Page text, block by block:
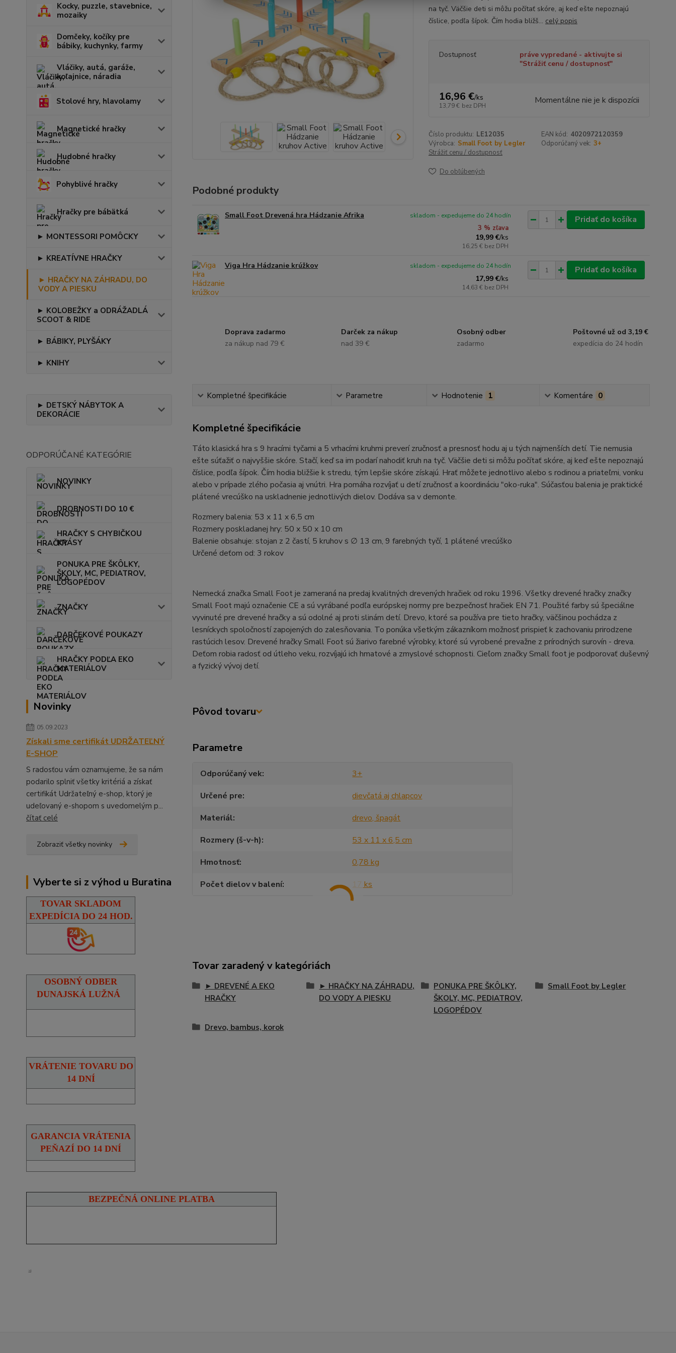
Kocky, puzzle, stavebnice,
mozaiky
Domčeky, kočíky pre
bábiky, kuchynky, farmy
Vláčiky, autá, garáže,
koľajnice, náradia
Stolové hry, hlavolamy
Magnetické hračky
Hudobné hračky
Pohyblivé hračky
Hračky pre bábätká
► MONTESSORI POMÔCKY
► KREATÍVNE HRAČKY
► HRAČKY NA ZÁHRADU, DO
VODY A PIESKU
► KOLOBEŽKY a ODRÁŽADLÁ
SCOOT & RIDE
► BÁBIKY, PLYŠÁKY
► KNIHY
► DETSKÝ NÁBYTOK A
DEKORÁCIE
ODPORÚČANÉ KATEGÓRIE
NOVINKY
DROBNOSTI DO 10 €
HRAČKY S CHYBIČKOU
KRÁSY
PONUKA PRE ŠKÔLKY,
ŠKOLY, MC, PEDIATROV,
LOGOPÉDOV
ZNAČKY
DARČEKOVÉ POUKAZY
HRAČKY PODĽA EKO
MATERIÁLOV
Novinky
05.09.2023
Získali sme certifikát UDRŽATEĽNÝ
E-SHOP
S radosťou vám oznamujeme, že sa nám
podarilo splniť všetky kritériá a získať
certifikát Udržateľný e-shop, ktorý je
udeľovaný e-shopom s uvedomelým p...
čítať celé
Zobraziť všetky novinky
Vyberte si z výhod u Buratina
TOVAR SKLADOM
EXPEDÍCIA DO 24 HOD.
OSOBNÝ ODBER
DUNAJSKÁ LUŽNÁ
VRÁTENIE TOVARU DO
14 DNÍ
GARANCIA VRÁTENIA
PEŇAZÍ DO 14 DNÍ
BEZPEČNÁ ONLINE PLATBA
na tyč. Väčšie deti si môžu počítať skóre, aj keď ešte nepoznajú
číslice, podľa šípok. Čím hodia bližš... celý popis
Dostupnosť
práve vypredané - aktivujte si
"Strážiť cenu / dostupnosť"
16,96 €/ks
13,79 € bez DPH Momentálne nie je k dispozícii
Číslo produktu: LE12035 EAN kód: 4020972120359
Výrobca: Small Foot by Legler Odporúčaný vek: 3+
Strážiť cenu / dostupnosť
Do obľúbených
Podobné produkty
Small Foot Drevená hra Hádzanie Afrika
3 % zľava
19,99 €/ks
16,25 € bez DPH
skladom - expedujeme do 24 hodín Pridať do košíka
Viga Hra Hádzanie krúžkov
17,99 €/ks
14,63 € bez DPH
skladom - expedujeme do 24 hodín Pridať do košíka
Doprava zadarmo
za nákup nad 79 €
Darček za nákup
nad 39 €
Osobný odber
zadarmo
Poštovné už od 3,19 €
expedícia do 24 hodín
Kompletné špecifikácie Parametre Hodnotenie 1 Komentáre 0
Kompletné špecifikácie
Táto klasická hra s 9 hracími tyčami a 5 vrhacími kruhmi preverí zručnosť a presnosť hodu aj u tých najmenších detí. Tie nemusia
ešte súťažiť o najvyššie skóre. Stačí, keď sa im podarí nahodiť kruh na tyč. Väčšie deti si môžu počítať skóre, aj keď ešte nepoznajú
číslice, podľa šípok. Čím hodia bližšie k stredu, tým lepšie skóre získajú. Hrať môžete jednotlivo alebo s rodinou a priateľmi, vonku
alebo v prípade zlého počasia aj vnútri. Hra pomáha rozvíjať u detí zručnosť a koordináciu "oko-ruka". Súčasťou balenia je praktické
plátené vrecúško na uskladnenie jednotlivých dielov. Dodáva sa v demonte.
Rozmery balenia: 53 x 11 x 6,5 cm
Rozmery poskladanej hry: 50 x 50 x 10 cm
Balenie obsahuje: stojan z 2 častí, 5 kruhov s ∅ 13 cm, 9 farebných tyčí, 1 plátené vrecúško
Určené deťom od: 3 rokov
Nemecká značka Small Foot je zameraná na predaj kvalitných drevených hračiek od roku 1996. Všetky drevené hračky značky
Small Foot majú označenie CE a sú vyrábané podľa európskej normy pre bezpečnosť hračiek EN 71. Použité farby sú špeciálne
vyvinuté pre drevené hračky a sú odolné aj proti slinám detí. Drevo, ktoré sa používa pre tieto hračky, väčšinou pochádza z
lesníckych spoločností zapojených do zalesňovania. To ponúka všetkým zákazníkom možnosť prispieť k zachovaniu prirodzene
rastúcich lesov. Drevené hračky Small Foot sú žiarivo farebné výrobky, ktoré sú vyrobené prevažne z prírodných surovín - dreva.
Deťom robia radosť od útleho veku, rozvíjajú ich hmatové a zmyslové schopnosti. Cieľom značky Small foot je podporovať duševný
a fyzický vývoj detí.
Pôvod tovaru
Parametre
Odporúčaný vek
3+
Určené pre
dievčatá aj chlapcov
Materiál
drevo, špagát
Rozmery (š-v-h)
53 x 11 x 6,5 cm
Hmotnosť
0,78 kg
Počet dielov v balení
17 ks
Tovar zaradený v kategóriách
► DREVENÉ A EKO
HRAČKY
► HRAČKY NA ZÁHRADU,
DO VODY A PIESKU
PONUKA PRE ŠKÔLKY,
ŠKOLY, MC, PEDIATROV,
LOGOPÉDOV
Small Foot by Legler
Drevo, bambus, korok